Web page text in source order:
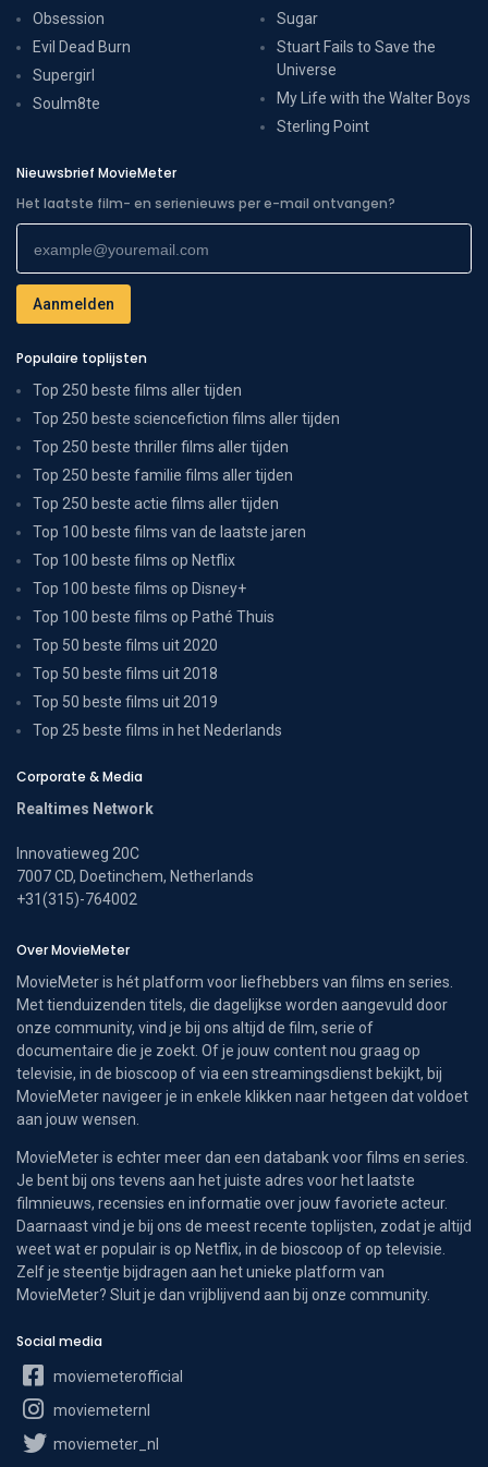
Obsession
Evil Dead Burn
Supergirl
Soulm8te
Sugar
Stuart Fails to Save the
Universe
My Life with the Walter Boys
Sterling Point
Nieuwsbrief MovieMeter
Het laatste film- en serienieuws per e-mail ontvangen?
Populaire toplijsten
Top 250 beste films aller tijden
Top 250 beste sciencefiction films aller tijden
Top 250 beste thriller films aller tijden
Top 250 beste familie films aller tijden
Top 250 beste actie films aller tijden
Top 100 beste films van de laatste jaren
Top 100 beste films op Netflix
Top 100 beste films op Disney+
Top 100 beste films op Pathé Thuis
Top 50 beste films uit 2020
Top 50 beste films uit 2018
Top 50 beste films uit 2019
Top 25 beste films in het Nederlands
Corporate & Media
Realtimes Network
Innovatieweg 20C
7007 CD, Doetinchem, Netherlands
+31(315)-764002
Over MovieMeter
MovieMeter is hét platform voor liefhebbers van films en series.
Met tienduizenden titels, die dagelijkse worden aangevuld door
onze community, vind je bij ons altijd de film, serie of
documentaire die je zoekt. Of je jouw content nou graag op
televisie, in de bioscoop of via een streamingsdienst bekijkt, bij
MovieMeter navigeer je in enkele klikken naar hetgeen dat voldoet
aan jouw wensen.
MovieMeter is echter meer dan een databank voor films en series.
Je bent bij ons tevens aan het juiste adres voor het laatste
filmnieuws, recensies en informatie over jouw favoriete acteur.
Daarnaast vind je bij ons de meest recente toplijsten, zodat je altijd
weet wat er populair is op Netflix, in de bioscoop of op televisie.
Zelf je steentje bijdragen aan het unieke platform van
MovieMeter? Sluit je dan vrijblijvend aan bij onze community.
Social media
moviemeterofficial
moviemeternl
moviemeter_nl